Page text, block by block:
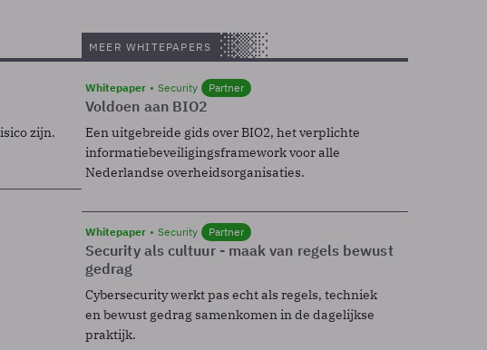
zijn.
MEER WHITEPAPERS
Whitepaper Security Partner
Voldoen aan BIO2
Een uitgebreide gids over BIO2, het verplichte
informatiebeveiligingsframework voor alle
Nederlandse overheidsorganisaties.
Whitepaper Security Partner
Security als cultuur - maak van regels bewust
gedrag
Cybersecurity werkt pas echt als regels, techniek
en bewust gedrag samenkomen in de dagelijkse
praktijk.